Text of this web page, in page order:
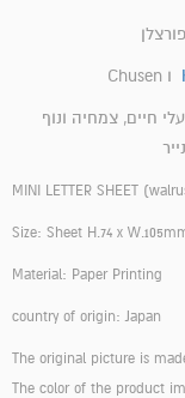
ו Chusen
חיים, צמחיה ונוף
MINI LETTER SHEET
Size: Sheet H.74 x
Material: Paper Printing
country of origin: Japan
The original picture is
The color of the product